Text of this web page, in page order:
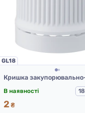
GL18
В наявності
2 ₴